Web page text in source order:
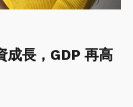
成長，GDP 再高